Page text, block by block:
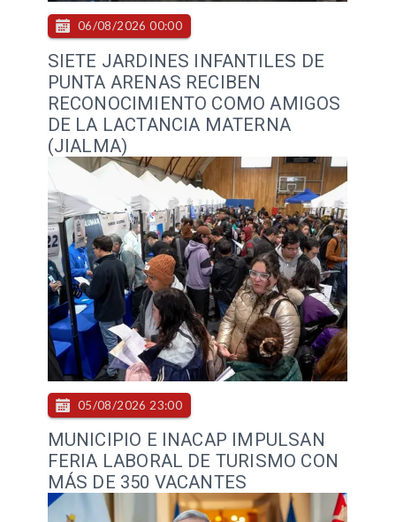
SIETE JARDINES INFANTILES DE
PUNTA ARENAS RECIBEN
RECONOCIMIENTO COMO AMIGOS
DE LA LACTANCIA MATERNA
(JIALMA)
06/08/2026 00:00
MUNICIPIO E INACAP IMPULSAN
FERIA LABORAL DE TURISMO CON
MÁS DE 350 VACANTES
05/08/2026 23:00